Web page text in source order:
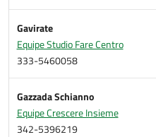
Gavirate
Equipe Studio Fare Centro
333-5460058
Gazzada Schianno
Equipe Crescere Insieme
342-5396219